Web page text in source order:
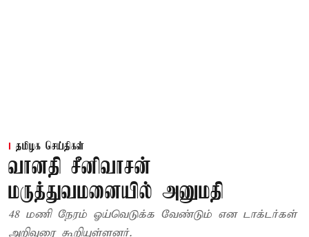
தமிழக செய்திகள்
வானதி சீனிவாசன்
மருத்துவமனையில் அனுமதி
48 மணி நேரம் ஓய்வெடுக்க வேண்டும் என டாக்டர்கள்
அறிவுரை கூறியுள்ளனர்.